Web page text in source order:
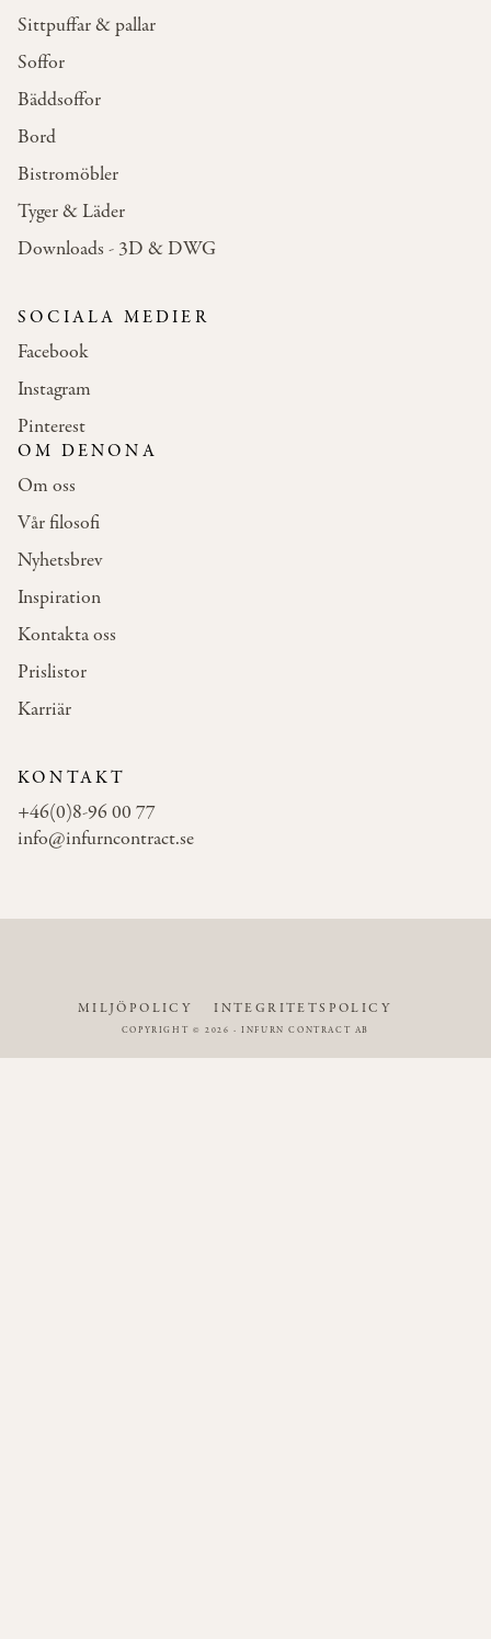
Sittpuffar & pallar
Soffor
Bäddsoffor
Bord
Bistromöbler
Tyger & Läder
Downloads - 3D & DWG
SOCIALA MEDIER
Facebook
Instagram
Pinterest
OM DENONA
Om oss
Vår filosofi
Nyhetsbrev
Inspiration
Kontakta oss
Prislistor
Karriär
KONTAKT
+46(0)8-96 00 77
info@infurncontract.se
MILJÖPOLICY INTEGRITETSPOLICY
COPYRIGHT © 2026 - INFURN CONTRACT AB